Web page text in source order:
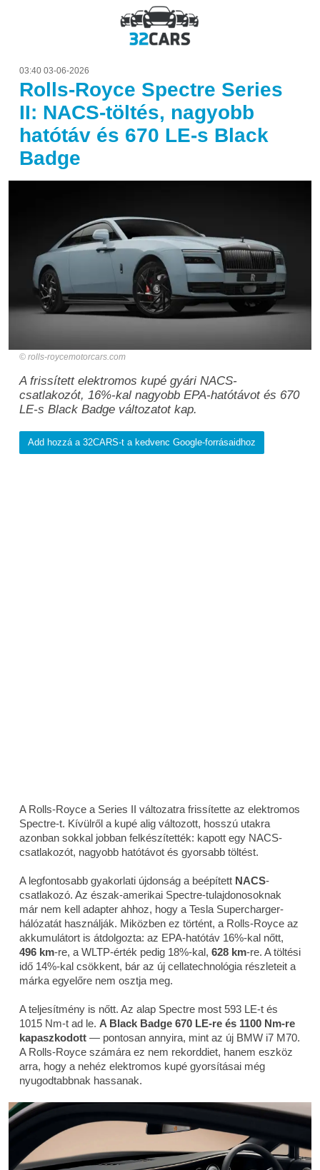
03:40 03-06-2026
Rolls-Royce Spectre Series
II: NACS-töltés, nagyobb
hatótáv és 670 LE-s Black
Badge
rolls-roycemotorcars.com
A frissített elektromos kupé gyári NACS-
csatlakozót, 16%-kal nagyobb EPA-hatótávot és 670
LE-s Black Badge változatot kap.
Add hozzá a 32CARS-t a kedvenc Google-forrásaidhoz
A Rolls-Royce a Series II változatra frissítette az elektromos
Spectre-t. Kívülről a kupé alig változott, hosszú utakra
azonban sokkal jobban felkészítették: kapott egy NACS-
csatlakozót, nagyobb hatótávot és gyorsabb töltést.
A legfontosabb gyakorlati újdonság a beépített NACS-
csatlakozó. Az észak-amerikai Spectre-tulajdonosoknak
már nem kell adapter ahhoz, hogy a Tesla Supercharger-
hálózatát használják. Miközben ez történt, a Rolls-Royce az
akkumulátort is átdolgozta: az EPA-hatótáv 16%-kal nőtt,
496 km-re, a WLTP-érték pedig 18%-kal, 628 km-re. A töltési
idő 14%-kal csökkent, bár az új cellatechnológia részleteit a
márka egyelőre nem osztja meg.
A teljesítmény is nőtt. Az alap Spectre most 593 LE-t és
1015 Nm-t ad le. A Black Badge 670 LE-re és 1100 Nm-re
kapaszkodott — pontosan annyira, mint az új BMW i7 M70.
A Rolls-Royce számára ez nem rekorddiet, hanem eszköz
arra, hogy a nehéz elektromos kupé gyorsításai még
nyugodtabbnak hassanak.